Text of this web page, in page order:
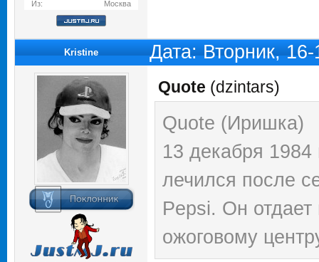
Из:
Москва
Kristine Дата: Вторник,
Quote (dzintars)
Quote (Иришка)
13 декабря 1984
лечился после
Pepsi. Он
ожоговому